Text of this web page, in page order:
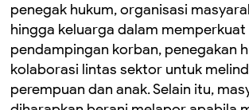
penegak hukum, organisasi
hingga keluarga dalam memperkuat
pendampingan korban, penegakan
kolaborasi lintas sektor untuk
perempuan dan anak. Selain itu,